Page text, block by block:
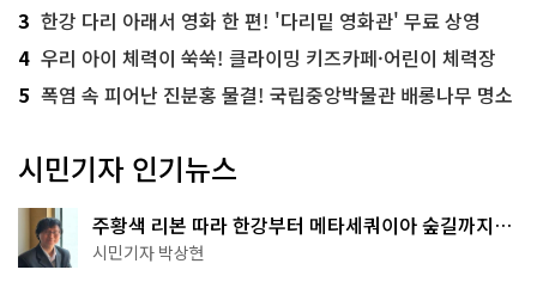
3 한강 다리 아래서 영화 한 편! '다리밑 영화관' 무료 상영
4 우리 아이 체력이 쑥쑥! 클라이밍 키즈카페·어린이 체력장
5 폭염 속 피어난 진분홍 물결! 국립중앙박물관 배롱나무 명소
시민기자 인기뉴스
주황색 리본 따라 한강부터 메타세쿼이아 숲길까지…
서울둘레길 15코스
시민기자 박상현